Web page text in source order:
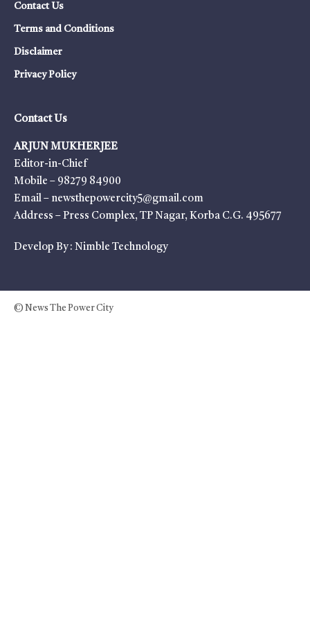
Contact Us
Terms and Conditions
Disclaimer
Privacy Policy
Contact Us
ARJUN MUKHERJEE
Editor-in-Chief
Mobile – 98279 84900
Email – newsthepowercity5@gmail.com
Address – Press Complex, TP Nagar, Korba C.G. 495677
Develop By : Nimble Technology
© News The Power City